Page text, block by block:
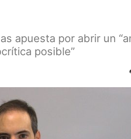
apuesta por abrir un
posible”